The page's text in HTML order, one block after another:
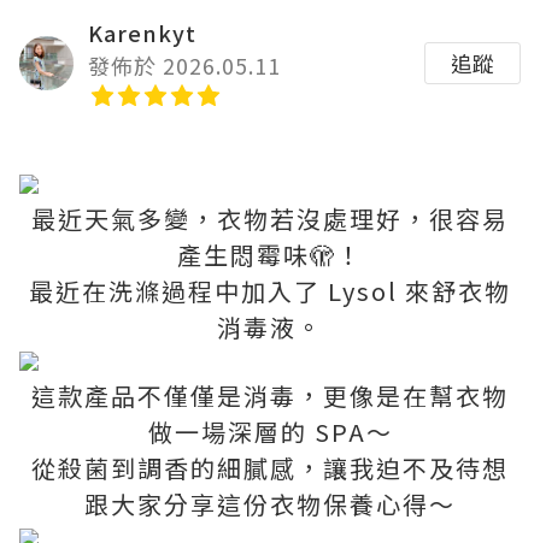
Karenkyt
發佈於 2026.05.11
追蹤
最近天氣多變，衣物若沒處理好，很容易
產生悶霉味🫣！
最近在洗滌過程中加入了 Lysol 來舒衣物
消毒液。
這款產品不僅僅是消毒，更像是在幫衣物
做一場深層的 SPA～
從殺菌到調香的細膩感，讓我迫不及待想
跟大家分享這份衣物保養心得～